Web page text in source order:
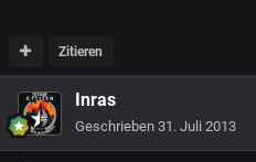
Zitieren
Inras
Geschrieben 31. Juli 2013